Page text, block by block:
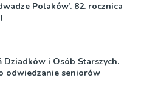
Polaków’. 82. rocznica
Dziadków i Osób Starszych.
odwiedzanie seniorów